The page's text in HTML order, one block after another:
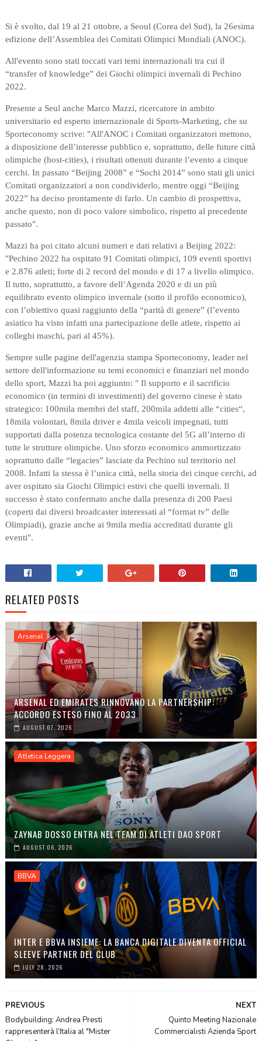
Si è svolto, dal 19 al 21 ottobre, a Seoul (Corea del Sud), la 26esima
edizione dell’Assemblea dei Comitati Olimpici Mondiali (ANOC).
All'evento sono stati toccati vari temi internazionali tra cui il
“transfer of knowledge” dei Giochi olimpici invernali di Pechino
2022.
Presente a Seul anche Marco Mazzi, ricercatore in ambito
universitario ed esperto internazionale di Sports-Marketing, che su
Sporteconomy scrive: "All'ANOC i Comitati organizzatori mettono,
a disposizione dell’interesse pubblico e, soprattutto, delle future città
olimpiche (host-cities), i risultati ottenuti durante l’evento a cinque
cerchi. In passato “Beijing 2008” e “Sochi 2014” sono stati gli unici
Comitati organizzatori a non condividerlo, mentre oggi “Beijing
2022” ha deciso prontamente di farlo. Un cambio di prospettiva,
anche questo, non di poco valore simbolico, rispetto al precedente
passato".
Mazzi ha poi citato alcuni numeri e dati relativi a Beijing 2022:
"Pechino 2022 ha ospitato 91 Comitati olimpici, 109 eventi sportivi
e 2.876 atleti; forte di 2 record del mondo e di 17 a livello olimpico.
Il tutto, soprattutto, a favore dell’Agenda 2020 e di un più
equilibrato evento olimpico invernale (sotto il profilo economico),
con l’obiettivo quasi raggiunto della “parità di genere” (l’evento
asiatico ha visto infatti una partecipazione delle atlete, rispetto ai
colleghi maschi, pari al 45%).
Sempre sulle pagine dell'agenzia stampa Sporteconomy, leader nel
settore dell'informazione su temi economici e finanziari nel mondo
dello sport, Mazzi ha poi aggiunto: " Il supporto e il sacrificio
economico (in termini di investimenti) del governo cinese è stato
strategico: 100mila membri del staff, 200mila addetti alle “cities“,
18mila volontari, 8mila driver e 4mila veicoli impegnati, tutti
supportati dalla potenza tecnologica costante del 5G all’interno di
tutte le strutture olimpiche. Uno sforzo economico ammortizzato
soprattutto dalle “legacies” lasciate da Pechino sul territorio nel
2008. Infatti la stessa è l’unica città, nella storia dei cinque cerchi, ad
aver ospitato sia Giochi Olimpici estivi che quelli invernali. Il
successo è stato confermato anche dalla presenza di 200 Paesi
(coperti dai diversi broadcaster interessati al “format tv” delle
Olimpiadi), grazie anche ai 9mila media accreditati durante gli
eventi".
RELATED POSTS
Arsenal
ARSENAL ED EMIRATES RINNOVANO LA PARTNERSHIP:
ACCORDO ESTESO FINO AL 2033
AUGUST 07, 2026
Atletica Leggera
ZAYNAB DOSSO ENTRA NEL TEAM DI ATLETI DAO SPORT
AUGUST 06, 2026
BBVA
INTER E BBVA INSIEME: LA BANCA DIGITALE DIVENTA OFFICIAL
SLEEVE PARTNER DEL CLUB
JULY 28, 2026
NEXT
Quinto Meeting Nazionale
Commercialisti Azienda Sport
PREVIOUS
Bodybuilding: Andrea Presti
rappresenterà l’Italia al "Mister